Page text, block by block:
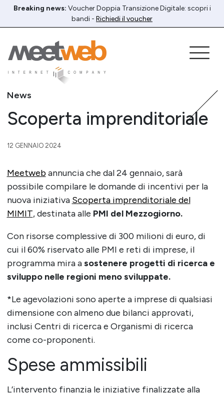
Breaking news: Voucher Doppia Transizione Digitale: scopri i
bandi - Richiedi il voucher
News
Scoperta imprenditoriale
12 GENNAIO 2024
Meetwebannuncia che dal 24 gennaio, sarà
possibile compilare le domande di incentivi per la
nuova iniziativa Scoperta imprenditoriale del
MIMIT, destinata alle PMI del Mezzogiorno.
Con risorse complessive di 300 milioni di euro, di
cui il 60% riservato alle PMI e reti di imprese, il
programma mira asostenere progetti di ricerca e
sviluppo nelle regioni meno sviluppate.
*Le agevolazioni sono aperte a imprese di qualsiasi
dimensione con almeno due bilanci approvati,
inclusi Centri di ricerca e Organismi di ricerca
come co-proponenti.
Spese ammissibili
L’intervento finanzia le iniziative finalizzate alla